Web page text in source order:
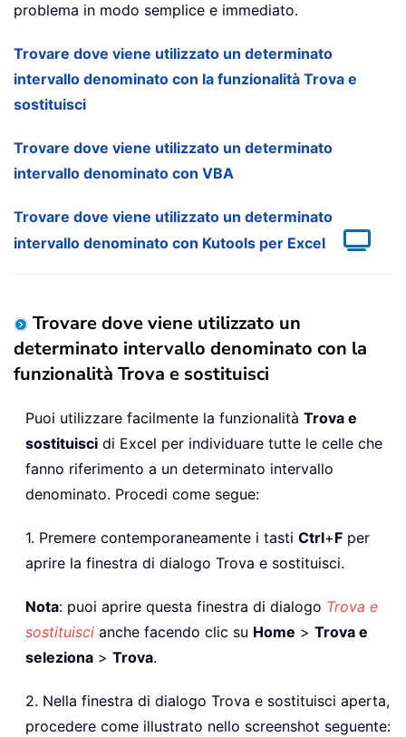
problema in modo semplice e immediato.
Trovare dove viene utilizzato un determinato
intervallo denominato con la funzionalità Trova e
sostituisci
Trovare dove viene utilizzato un determinato
intervallo denominato con VBA
Trovare dove viene utilizzato un determinato
intervallo denominato con Kutools per Excel
Trovare dove viene utilizzato un
determinato intervallo denominato con la
funzionalità Trova e sostituisci
Puoi utilizzare facilmente la funzionalità Trova e
sostituisci di Excel per individuare tutte le celle che
fanno riferimento a un determinato intervallo
denominato. Procedi come segue:
1. Premere contemporaneamente i tasti Ctrl+F per
aprire la finestra di dialogo Trova e sostituisci.
Nota: puoi aprire questa finestra di dialogo Trova e
sostituisci anche facendo clic su Home > Trova e
seleziona > Trova.
2. Nella finestra di dialogo Trova e sostituisci aperta,
procedere come illustrato nello screenshot seguente: